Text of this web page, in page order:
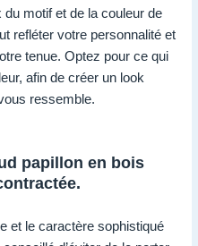
motif et de la couleur de
refléter votre personnalité et
tenue. Optez pour ce qui
afin de créer un look
ressemble.
papillon en bois
et le caractère sophistiqué